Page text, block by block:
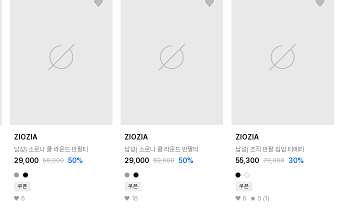
ZIOZIA
남성) 소로나 쿨 라운드 반팔티
29,000 59,000 50%
쿠폰
6
ZIOZIA
남성) 소로나 쿨 라운드 반팔티
29,000 59,000 50%
쿠폰
16
ZIOZIA
남성) 조직 반팔 집업 티에리
55,300 79,000 30%
쿠폰
6 5 (1)